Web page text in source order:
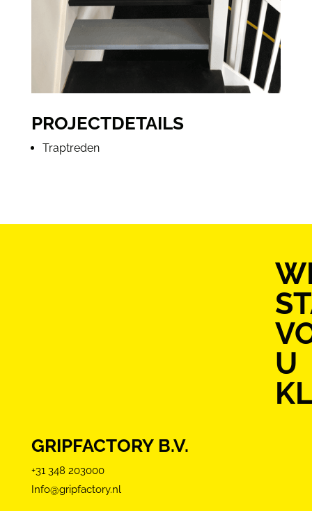
PROJECTDETAILS
Traptreden
U
GRIPFACTORY B.V.
+31 348 203000
Info@gripfactory.nl